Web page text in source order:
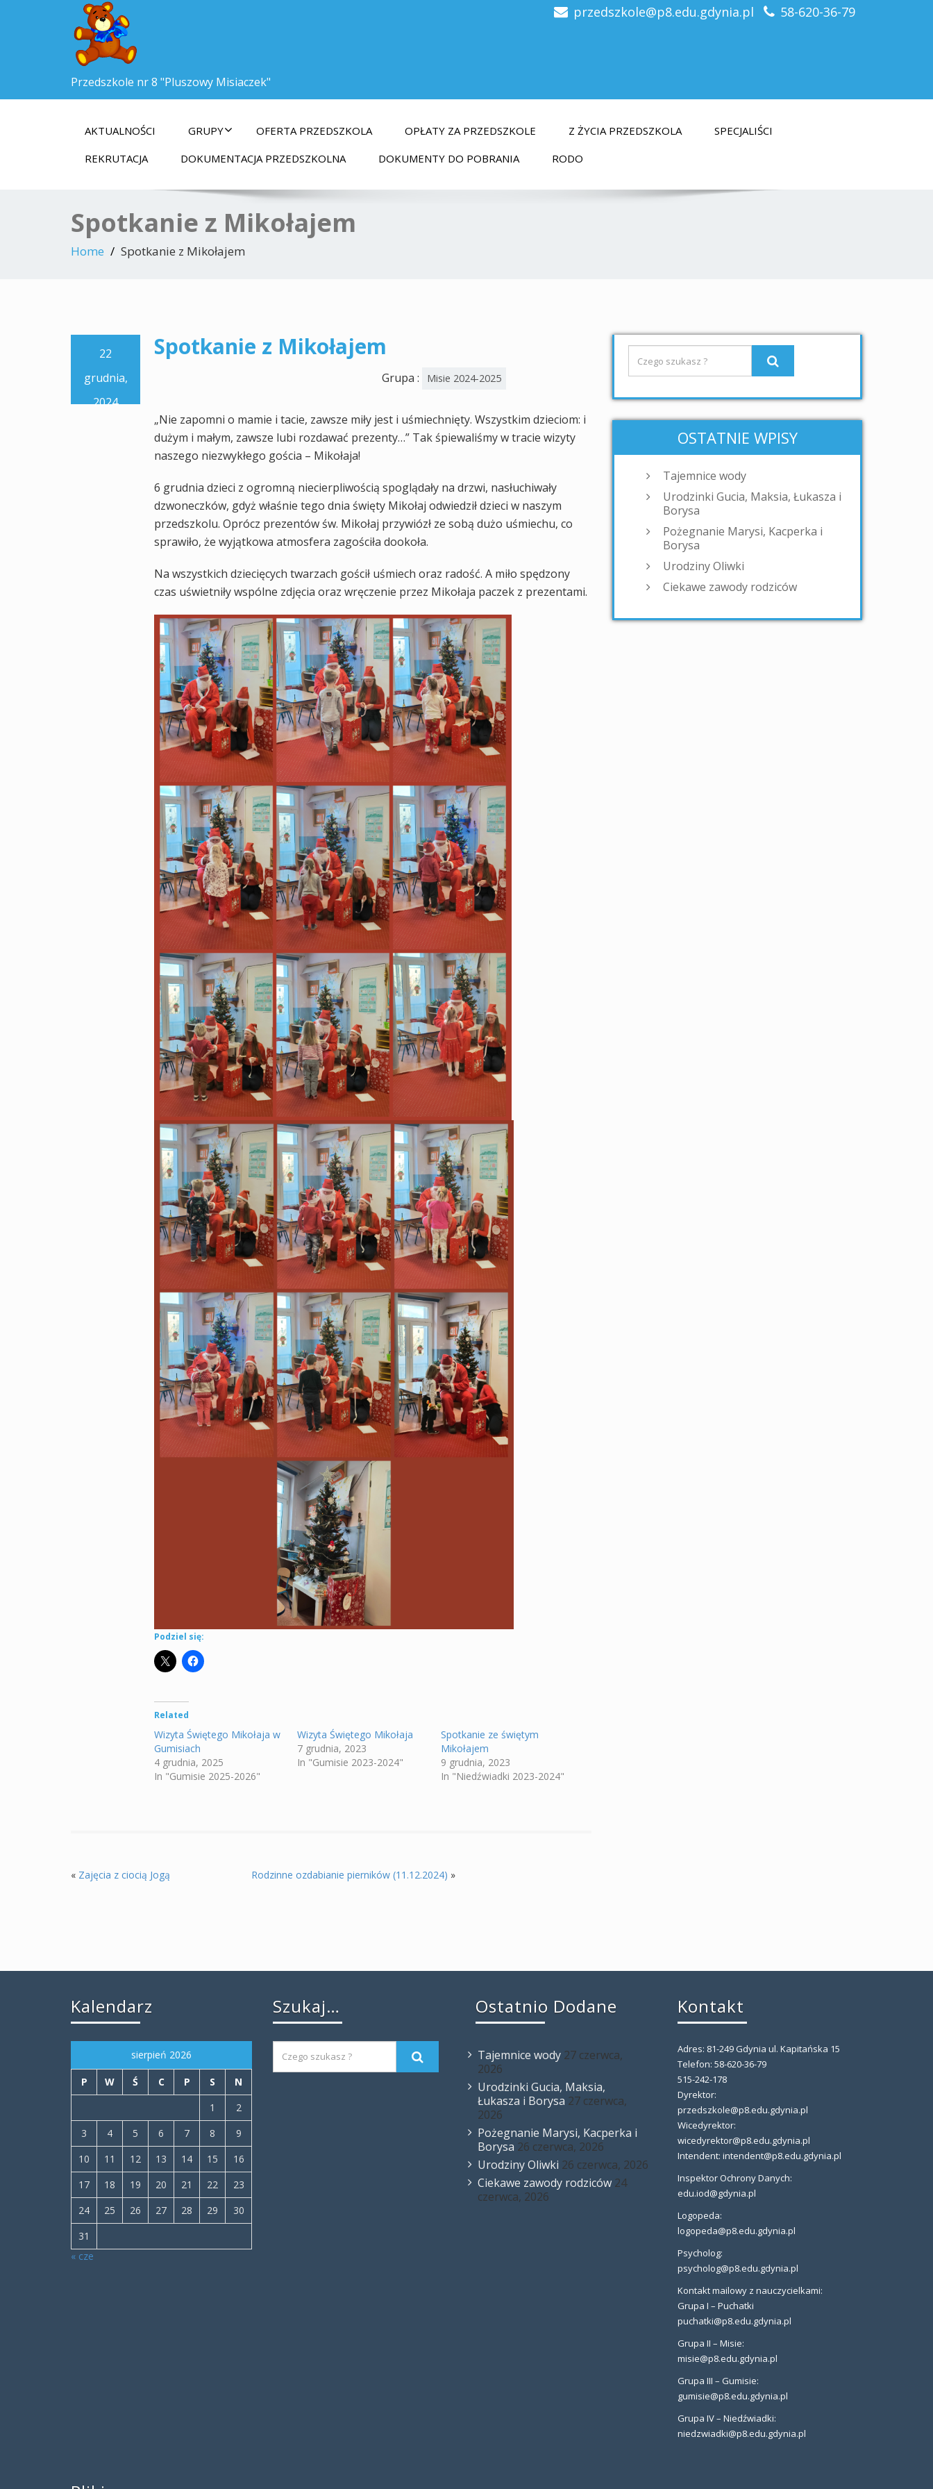
Przedszkole nr 8 "Pluszowy Misiaczek"
przedszkole@p8.edu.gdynia.pl 58-620-36-79
AKTUALNOŚCI GRUPY OFERTA PRZEDSZKOLA OPŁATY ZA PRZEDSZKOLE Z ŻYCIA PRZEDSZKOLA
SPECJALIŚCI
REKRUTACJA
DOKUMENTACJA PRZEDSZKOLNA DOKUMENTY DO POBRANIA RODO
Spotkanie z Mikołajem
Home Spotkanie z Mikołajem
22
grudnia,
2024
Spotkanie z Mikołajem
Grupa : Misie 2024-2025
„Nie zapomni o mamie i tacie, zawsze miły jest i uśmiechnięty. Wszystkim dzieciom: i
dużym i małym, zawsze lubi rozdawać prezenty…” Tak śpiewaliśmy w tracie wizyty
naszego niezwykłego gościa – Mikołaja!
6 grudnia dzieci z ogromną niecierpliwością spoglądały na drzwi, nasłuchiwały
dzwoneczków, gdyż właśnie tego dnia święty Mikołaj odwiedził dzieci w naszym
przedszkolu. Oprócz prezentów św. Mikołaj przywiózł ze sobą dużo uśmiechu, co
sprawiło, że wyjątkowa atmosfera zagościła dookoła.
Na wszystkich dziecięcych twarzach gościł uśmiech oraz radość. A miło spędzony
czas uświetniły wspólne zdjęcia oraz wręczenie przez Mikołaja paczek z prezentami.
Podziel się:
Related
Wizyta Świętego Mikołaja w
Gumisiach
4 grudnia, 2025
In "Gumisie 2025-2026"
Wizyta Świętego Mikołaja
7 grudnia, 2023
In "Gumisie 2023-2024"
Spotkanie ze świętym
Mikołajem
9 grudnia, 2023
In "Niedźwiadki 2023-2024"
« Zajęcia z ciocią Jogą Rodzinne ozdabianie pierników (11.12.2024) »
OSTATNIE WPISY
Tajemnice wody
Urodzinki Gucia, Maksia, Łukasza i
Borysa
Pożegnanie Marysi, Kacperka i
Borysa
Urodziny Oliwki
Ciekawe zawody rodziców
Kalendarz
sierpień 2026
P W Ś C P S
N
1
2
3
4 5 6 7 8
9
10
11 12 13 14 15
16
17
18 19 20 21 22
23
24
25 26 27 28 29
30
31
« cze
Szukaj… Ostatnio Dodane
Tajemnice wody 27 czerwca,
2026
Urodzinki Gucia, Maksia,
Łukasza i Borysa 27 czerwca,
2026
Pożegnanie Marysi, Kacperka i
Borysa 26 czerwca, 2026
Urodziny Oliwki 26 czerwca, 2026
Ciekawe zawody rodziców 24
czerwca, 2026
Kontakt
Adres: 81-249 Gdynia ul. Kapitańska 15
Telefon: 58-620-36-79
515-242-178
Dyrektor:
przedszkole@p8.edu.gdynia.pl
Wicedyrektor:
wicedyrektor@p8.edu.gdynia.pl
Intendent: intendent@p8.edu.gdynia.pl
Inspektor Ochrony Danych:
edu.iod@gdynia.pl
Logopeda:
logopeda@p8.edu.gdynia.pl
Psycholog:
psycholog@p8.edu.gdynia.pl
Kontakt mailowy z nauczycielkami:
Grupa I – Puchatki
puchatki@p8.edu.gdynia.pl
Grupa II – Misie:
misie@p8.edu.gdynia.pl
Grupa III – Gumisie:
gumisie@p8.edu.gdynia.pl
Grupa IV – Niedźwiadki:
niedzwiadki@p8.edu.gdynia.pl